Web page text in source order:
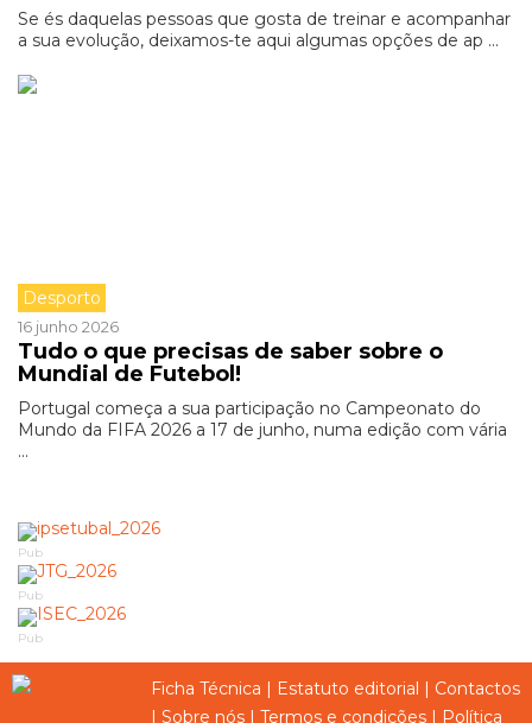
Se és daquelas pessoas que gosta de treinar e acompanhar
a sua evolução, deixamos-te aqui algumas opções de ap ...
Desporto
16 junho 2026
Tudo o que precisas de saber sobre o
Mundial de Futebol!
Portugal começa a sua participação no Campeonato do
Mundo da FIFA 2026 a 17 de junho, numa edição com vária
...
Pub
Pub
Pub
Ficha Técnica Estatuto editorial
Contactos
Sobre nós Termos e condições Política